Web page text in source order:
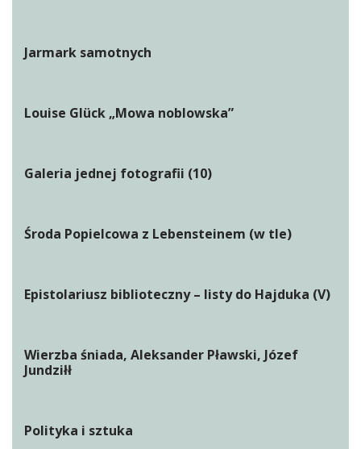
Jarmark samotnych
Louise Glück „Mowa noblowska”
Galeria jednej fotografii (10)
Środa Popielcowa z Lebensteinem (w tle)
Epistolariusz biblioteczny – listy do Hajduka (V)
Wierzba śniada, Aleksander Pławski, Józef
Jundziłł
Polityka i sztuka